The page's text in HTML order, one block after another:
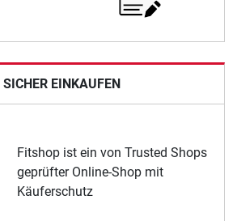
EINKAUFEN
Fitshop ist ein von Trusted Shops
geprüfter Online-Shop mit
Käuferschutz